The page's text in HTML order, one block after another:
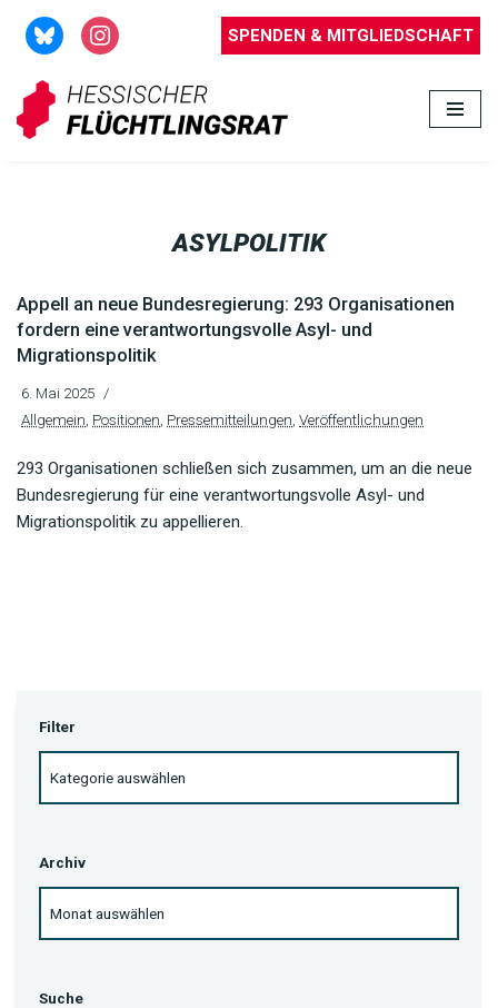
Zum
Inhalt
springen
SPENDEN & MITGLIEDSCHAFT
ASYLPOLITIK
Appell an neue Bundesregierung: 293 Organisationen
fordern eine verantwortungsvolle Asyl- und
Migrationspolitik
6. Mai 2025
Allgemein Positionen Pressemitteilungen Veröffentlichungen
293 Organisationen schließen sich zusammen, um an die neue
Bundesregierung für eine verantwortungsvolle Asyl- und
Migrationspolitik zu appellieren.
Filter
Archiv
Suche